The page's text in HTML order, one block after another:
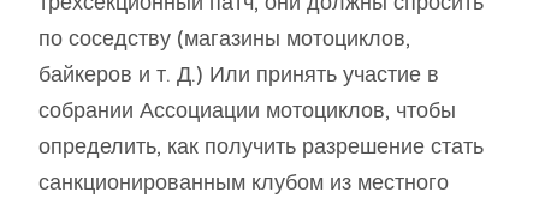
по соседству (магазины мотоциклов,
байкеров и т. Д.) Или принять участие в
собрании Ассоциации мотоциклов, чтобы
определить, как получить разрешение стать
санкционированным клубом из местного